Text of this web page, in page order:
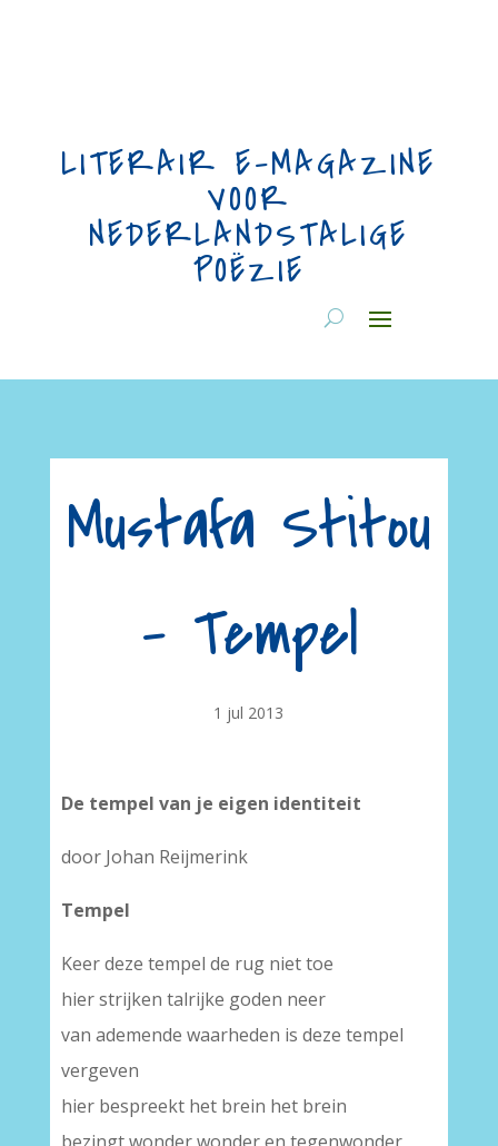
LITERAIR E-MAGAZINE
VOOR
NEDERLANDSTALIGE
POËZIE
Mustafa Stitou
– Tempel
1 jul 2013
De tempel van je eigen identiteit
door Johan Reijmerink
Tempel
Keer deze tempel de rug niet toe
hier strijken talrijke goden neer
van ademende waarheden is deze tempel
vergeven
hier bespreekt het brein het brein